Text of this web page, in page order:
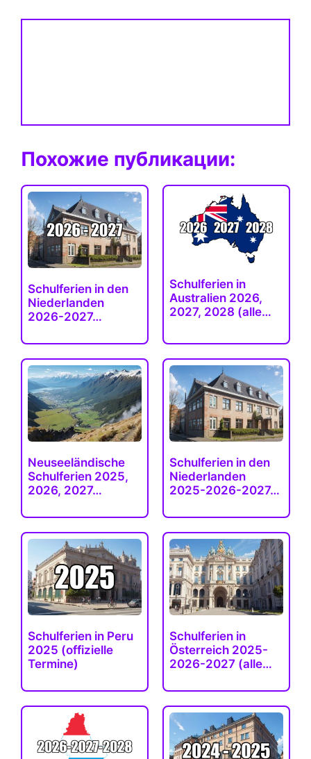
Похожие публикации:
Schulferien in den
Niederlanden
2026-2027…
Schulferien in
Australien 2026,
2027, 2028 (alle…
Neuseeländische
Schulferien 2025,
2026, 2027…
Schulferien in den
Niederlanden
2025-2026-2027…
Schulferien in Peru
2025 (offizielle
Termine)
Schulferien in
Österreich 2025-
2026-2027 (alle…